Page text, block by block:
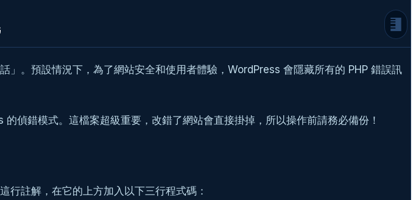
。預設情況下，為了網站安全和使用者體驗，WordPress 會隱藏所有的 PHP 錯誤訊
的偵錯模式。這檔案超級重要，改錯了網站會直接掛掉，所以操作前請務必備份！
註解，在它的上方加入以下三行程式碼：
終極手段：當問題超出 WordPress 的管轄
檢查伺服器錯誤日誌 (Server Error Logs)
傳統但有效的「二分法」除錯
還在為網站問題所困嗎？讓浪花科技來幫你！